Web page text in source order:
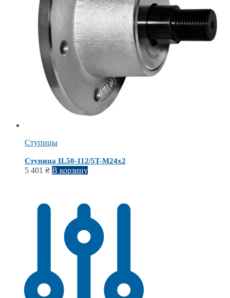
Ступицы
Ступица IL50-112/5T-M24х2
5 401 ₴ В корзину